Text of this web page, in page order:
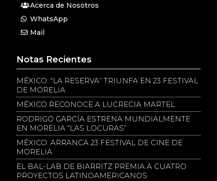
Acerca de Nosotros
WhatsApp
Mail
Notas Recientes
MÉXICO: “LA RESERVA” TRIUNFA EN 23 FESTIVAL
DE MORELIA
MÉXICO RECONOCE A LUCRECIA MARTEL
RODRIGO GARCÍA ESTRENA MUNDIALMENTE
EN MORELIA “LAS LOCURAS”
MÉXICO: ARRANCA 23 FESTIVAL DE CINE DE
MORELIA
EL BAL-LAB DE BIARRITZ PREMIA A CUATRO
PROYECTOS LATINOAMERICANOS